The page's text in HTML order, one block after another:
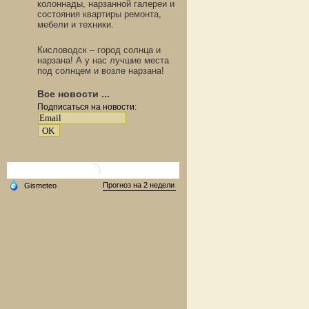
колоннады, нарзанной галереи и
состояния квартиры ремонта,
мебели и техники.
Кисловодск – город солнца и
нарзана! А у нас лучшие места
под солнцем и возле нарзана!
Все новости ...
Подписаться на новости: